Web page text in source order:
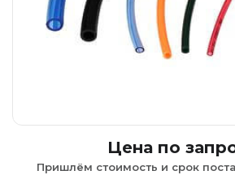
Цена по
Пришлём стоимость и срок